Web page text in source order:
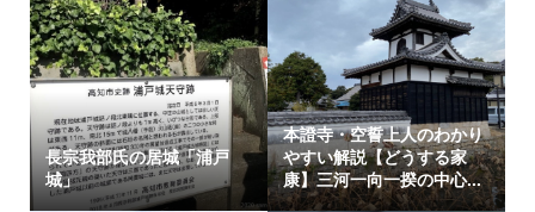
長宗我部氏の居城「浦戸
城」
本證寺・空誓上人のわかり
やすい解説【どうする家
康】三河一向一揆の中心...